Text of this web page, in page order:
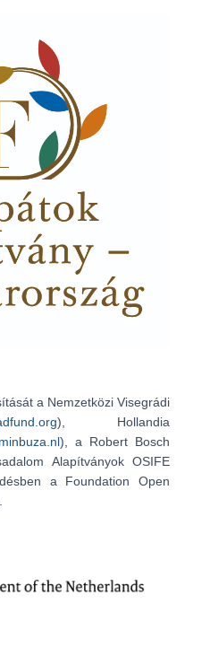
a Nemzetközi Visegrádi
), Hollandia
), a Robert Bosch
Alapítványok OSIFE
a Foundation Open